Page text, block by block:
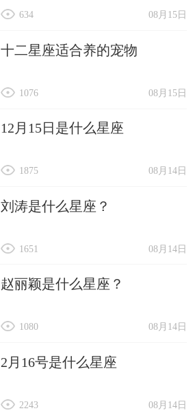
08月15日
634
十二星座适合养的宠物
08月15日
1076
12月15日是什么星座
08月14日
1875
刘涛是什么星座？
08月14日
1651
赵丽颖是什么星座？
08月14日
1080
2月16号是什么星座
08月14日
2243